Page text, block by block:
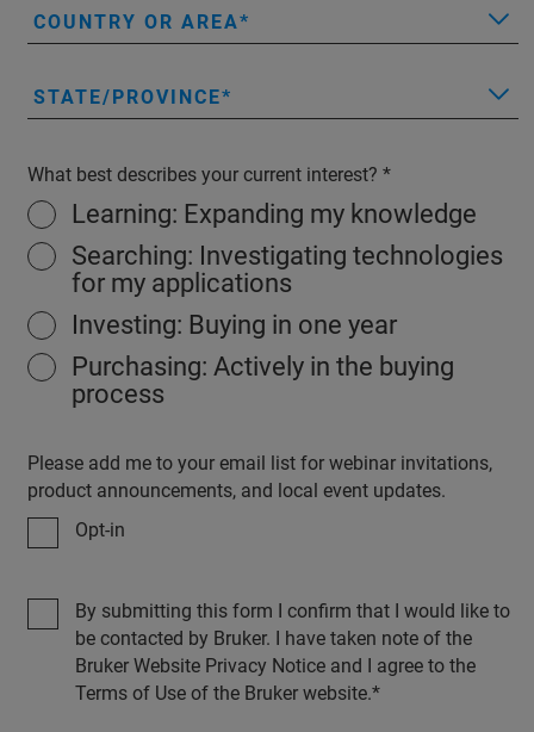
COUNTRY OR AREA
STATE/PROVINCE
What best describes your current interest?
Learning: Expanding my knowledge
Searching: Investigating technologies
for my applications
Investing: Buying in one year
Purchasing: Actively in the buying
process
Please add me to your email list for webinar invitations,
product announcements, and local event updates.
Opt-in
By submitting this form I confirm that I would like to
be contacted by Bruker. I have taken note of the
Bruker Website Privacy Notice and I agree to the
Terms of Use of the Bruker website.